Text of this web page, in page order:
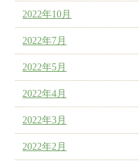
2022年10月
2022年7月
2022年5月
2022年4月
2022年3月
2022年2月